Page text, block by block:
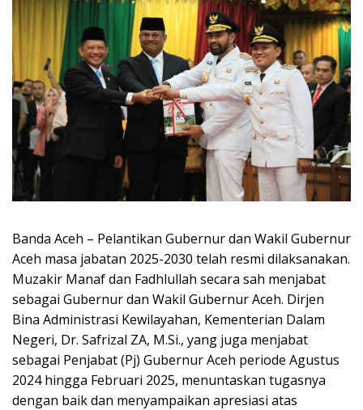
Banda Aceh – Pelantikan Gubernur dan Wakil Gubernur
Aceh masa jabatan 2025-2030 telah resmi dilaksanakan.
Muzakir Manaf dan Fadhlullah secara sah menjabat
sebagai Gubernur dan Wakil Gubernur Aceh. Dirjen
Bina Administrasi Kewilayahan, Kementerian Dalam
Negeri, Dr. Safrizal ZA, M.Si., yang juga menjabat
sebagai Penjabat (Pj) Gubernur Aceh periode Agustus
2024 hingga Februari 2025, menuntaskan tugasnya
dengan baik dan menyampaikan apresiasi atas